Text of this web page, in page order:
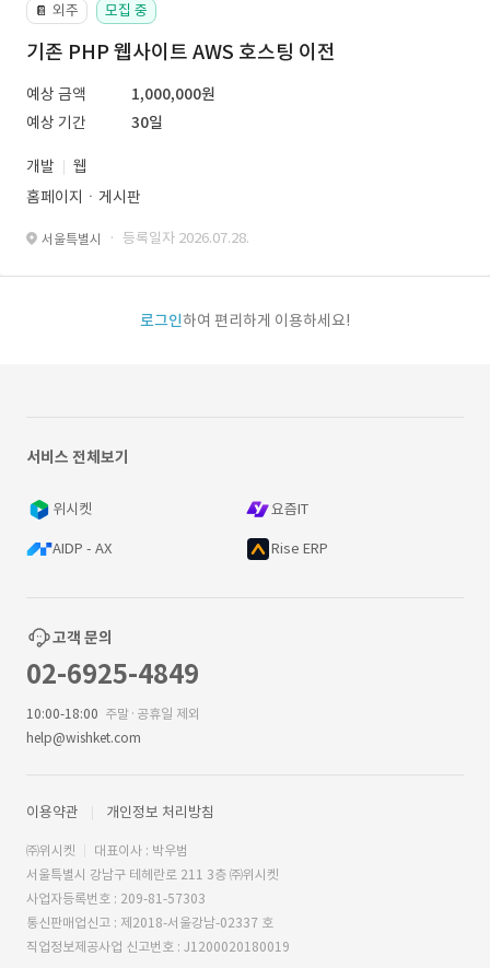
📔 외주 모집 중
기존 PHP 웹사이트 AWS 호스팅 이전
예상 금액
1,000,000원
예상 기간
30일
개발
웹
홈페이지ㆍ게시판
서울특별시 · 등록일자 2026.07.28.
로그인하여 편리하게 이용하세요!
서비스 전체보기
위시켓 요즘IT
AIDP - AX Rise ERP
고객 문의
02-6925-4849
10:00-18:00 주말·공휴일 제외
help@wishket.com
이용약관 개인정보 처리방침
㈜위시켓
대표이사 : 박우범
서울특별시 강남구 테헤란로 211 3층 ㈜위시켓
사업자등록번호 : 209-81-57303
통신판매업신고 : 제2018-서울강남-02337 호
직업정보제공사업 신고번호 : J1200020180019